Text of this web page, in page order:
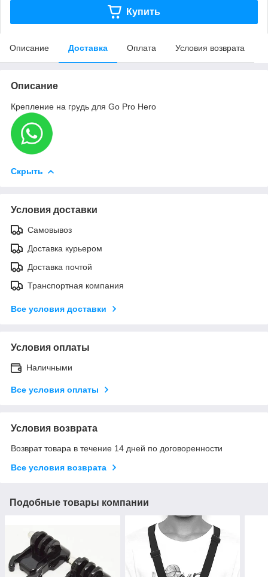
Купить
Описание Доставка Оплата Условия возврата
Описание
Крепление на грудь для Go Pro Hero
Скрыть
Условия доставки
Самовывоз
Доставка курьером
Доставка почтой
Транспортная компания
Все условия доставки
Условия оплаты
Наличными
Все условия оплаты
Условия возврата
Возврат товара в течение 14 дней по договоренности
Все условия возврата
Подобные товары компании